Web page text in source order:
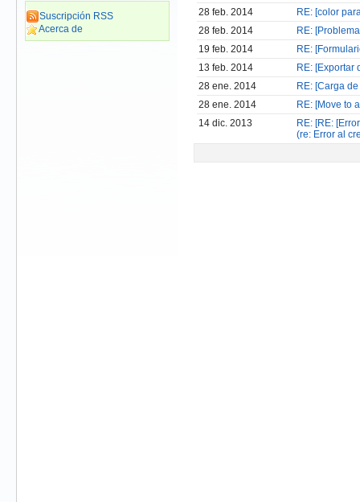
Suscripción RSS
Acerca de
28 feb. 2014
RE: [color
28 feb. 2014
RE:
19 feb. 2014
RE:
13 feb. 2014
RE: [Exportar
28 ene. 2014
RE: [Carga
28 ene. 2014
RE: [Move to
14 dic. 2013
RE: [RE:
(re: Error al